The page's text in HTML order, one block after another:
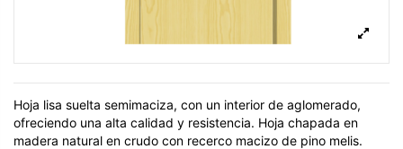
Hoja lisa suelta semimaciza, con un interior de aglomerado,
ofreciendo una alta calidad y resistencia. Hoja chapada en
madera natural en crudo con recerco macizo de pino melis.